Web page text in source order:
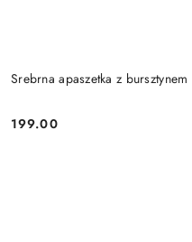
Srebrna apaszetka z
Cena:
199.00